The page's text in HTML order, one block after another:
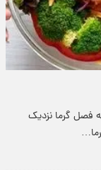
فصل گرما نزدیک